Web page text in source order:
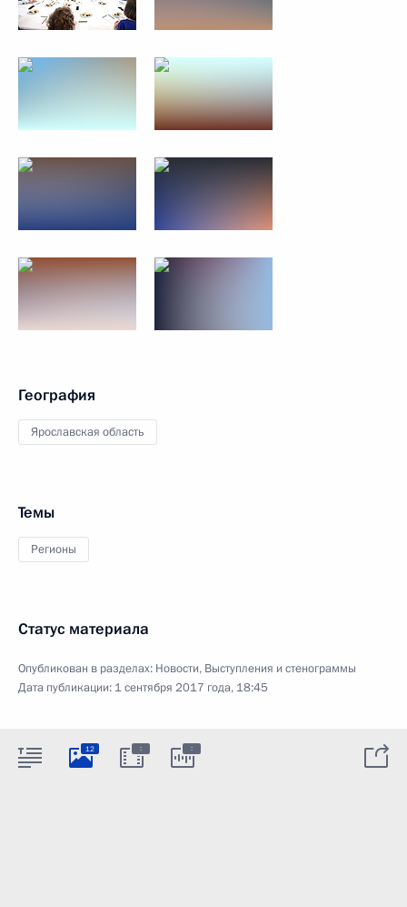
География
Ярославская область
Темы
Регионы
Статус материала
Опубликован в разделах: Новости, Выступления и стенограммы
Дата публикации: 1 сентября 2017 года, 18:45
12 : :